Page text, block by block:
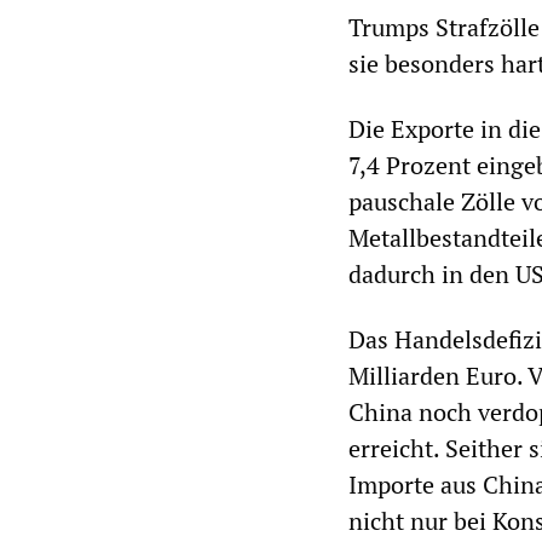
Trumps
sie besonders
Die Exporte in
7,4 Prozent
pauschale Zölle
dadurch in den
Das
Milliarden Euro.
China noch
erreicht. Seither
Importe aus
nicht nur bei